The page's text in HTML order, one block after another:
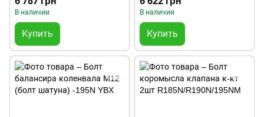
В наличии
Купить
В наличии
Купить